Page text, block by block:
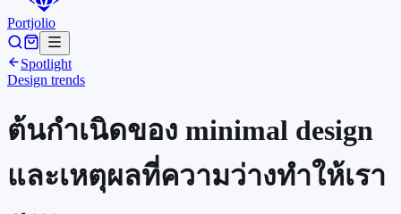
Portjolio
Spotlight
Design trends
ต้นกำเนิดของ minimal design
และเหตุผลที่ความว่างทำให้เรา